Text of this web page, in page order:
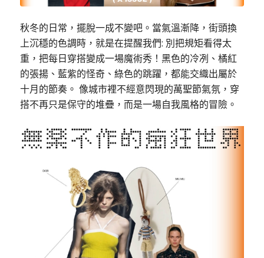
秋冬的日常，擺脫一成不變吧。當氣溫漸降，街頭換
上沉穩的色調時，就是在提醒我們: 別把規矩看得太
重，把每日穿搭變成一場魔術秀！黑色的冷冽、橘紅
的張揚、藍紫的怪奇、綠色的跳躍，都能交織出屬於
十月的節奏。 像城市裡不經意閃現的萬聖節氣氛，穿
搭不再只是保守的堆疊，而是一場自我風格的冒險。